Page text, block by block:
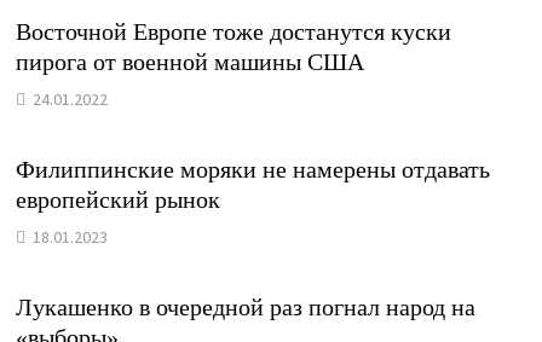
Восточной Европе тоже достанутся куски
пирога от военной машины США
24.01.2022
Филиппинские моряки не намерены отдавать
европейский рынок
18.01.2023
Лукашенко в очередной раз погнал народ на